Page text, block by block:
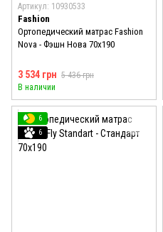
Артикул: 10930533
Fashion
Ортопедический матрас Fashion
Nova - Фэшн Нова 70x190
3 534 грн 5 436 грн
В наличии
6
6